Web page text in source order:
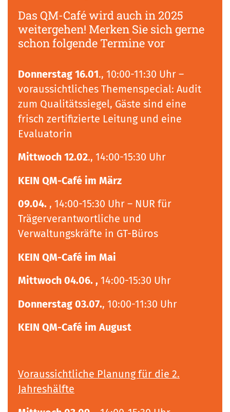
Das QM-Café wird auch in 2025
weitergehen! Merken Sie sich gerne
schon folgende Termine vor
Donnerstag 16.01., 10:00-11:30 Uhr –
voraussichtliches Themenspecial: Audit
zum Qualitätssiegel, Gäste sind eine
frisch zertifizierte Leitung und eine
Evaluatorin
Mittwoch 12.02., 14:00-15:30 Uhr
KEIN QM-Café im März
09.04. , 14:00-15:30 Uhr – NUR für
Trägerverantwortliche und
Verwaltungskräfte in GT-Büros
KEIN QM-Café im Mai
Mittwoch 04.06. , 14:00-15:30 Uhr
Donnerstag 03.07., 10:00-11:30 Uhr
KEIN QM-Café im August
Voraussichtliche Planung für die 2.
Jahreshälfte